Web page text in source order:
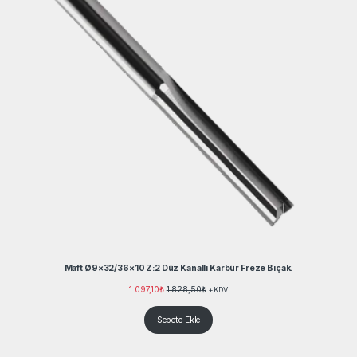
Maft Ø9×32/36×10 Z:2 Düz Kanallı Karbür Freze Bıçak.
1.097,10₺ 1.828,50₺ +KDV
Sepete Ekle